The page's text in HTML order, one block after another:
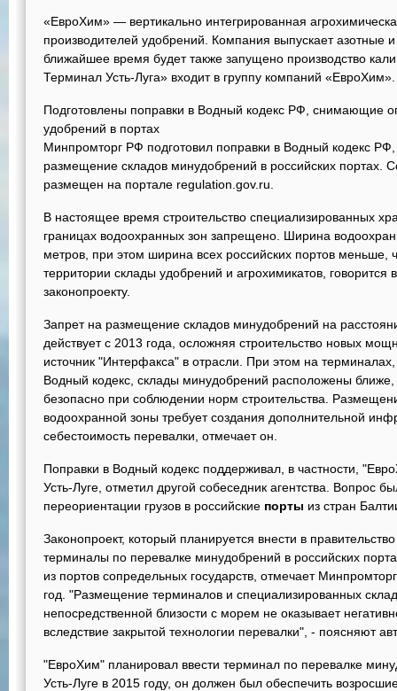
«ЕвроХим» — вертикально интегрированная
производителей удобрений. Компания выпускает
ближайшее время будет также запущено производство
Терминал Усть-Луга» входит в группу компаний «ЕвроХим».
Подготовлены поправки в Водный кодекс РФ, снимающие
удобрений в портах
Минпромторг РФ подготовил поправки в Водный кодекс
размещение складов минудобрений в российских портах.
размещен на портале regulation.gov.ru.
В настоящее время строительство специализированных
границах водоохранных зон запрещено. Ширина
метров, при этом ширина всех российских портов меньше,
территории склады удобрений и агрохимикатов, говорится
законопроекту.
Запрет на размещение складов минудобрений на
действует с 2013 года, осложняя строительство новых
источник "Интерфакса" в отрасли. При этом на
Водный кодекс, склады минудобрений расположены
безопасно при соблюдении норм строительства.
водоохранной зоны требует создания дополнительной
себестоимость перевалки, отмечает он.
Поправки в Водный кодекс поддерживал, в частности,
Усть-Луге, отметил другой собеседник агентства. Вопрос
переориентации грузов в российские порты из стран
Законопроект, который планируется внести в
терминалы по перевалке минудобрений в российских
из портов сопредельных государств, отмечает
год. "Размещение терминалов и специализированных
непосредственной близости с морем не оказывает
вследствие закрытой технологии перевалки", - поясняют
"ЕвроХим" планировал ввести терминал по перевалке
Усть-Луге в 2015 году, он должен был обеспечить